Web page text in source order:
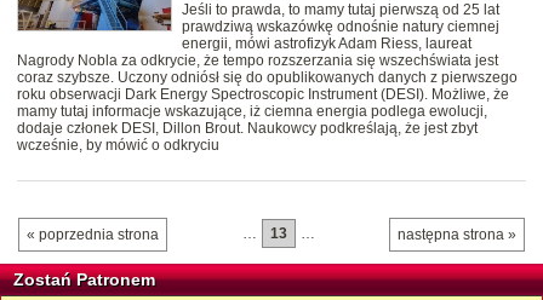
Jeśli to prawda, to mamy tutaj pierwszą od 25 lat
prawdziwą wskazówkę odnośnie natury ciemnej
energii, mówi astrofizyk Adam Riess, laureat
Nagrody Nobla za odkrycie, że tempo rozszerzania się wszechświata jest
coraz szybsze. Uczony odniósł się do opublikowanych danych z pierwszego
roku obserwacji Dark Energy Spectroscopic Instrument (DESI). Możliwe, że
mamy tutaj informacje wskazujące, iż ciemna energia podlega ewolucji,
dodaje członek DESI, Dillon Brout. Naukowcy podkreślają, że jest zbyt
wcześnie, by mówić o odkryciu
« poprzednia strona następna strona »
… 13 …
Zostań Patronem